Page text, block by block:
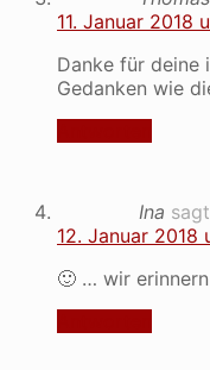
11. Januar 2018
Danke für deine
Gedanken wie
Ina
12. Januar 2018
🙂 … wir